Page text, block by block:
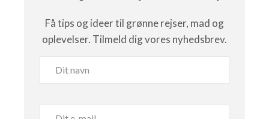
Få tips og ideer til grønne rejser, mad og
oplevelser. Tilmeld dig vores nyhedsbrev.